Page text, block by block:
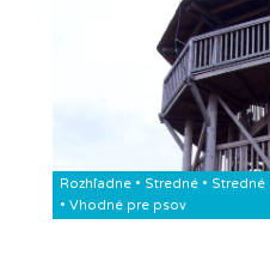
Rozhľadne • Stredné • Stredné
• Vhodné pre psov